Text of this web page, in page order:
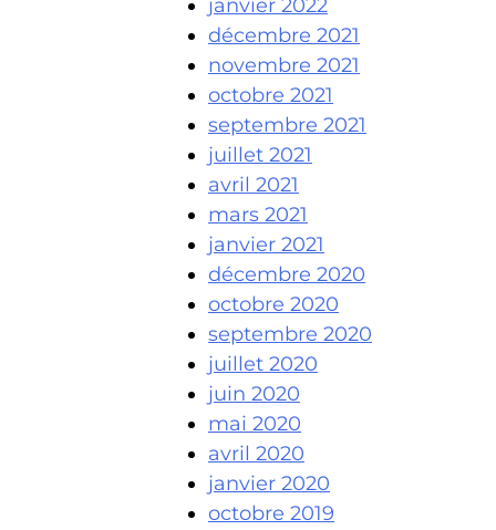
janvier 2022
décembre 2021
novembre 2021
octobre 2021
septembre 2021
juillet 2021
avril 2021
mars 2021
janvier 2021
décembre 2020
octobre 2020
septembre 2020
juillet 2020
juin 2020
mai 2020
avril 2020
janvier 2020
octobre 2019